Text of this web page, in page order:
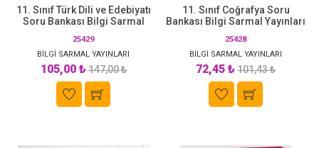
11. Sınıf Türk Dili ve Edebiyatı
Soru Bankası Bilgi Sarmal
25429
BİLGİ SARMAL YAYINLARI
105,00 ₺147,00 ₺
11. Sınıf Coğrafya Soru
Bankası Bilgi Sarmal Yayınları
25428
BİLGİ SARMAL YAYINLARI
72,45 ₺101,43 ₺